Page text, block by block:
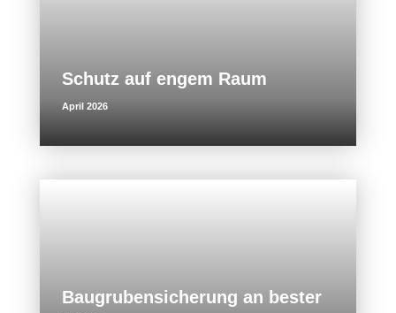
Schutz auf engem Raum
April 2026
Baugrubensicherung an bester